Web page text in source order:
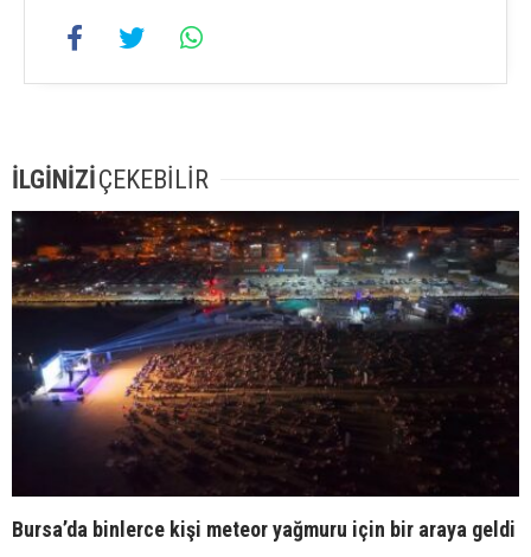
İLGİNİZİÇEKEBİLİR
Bursa’da binlerce kişi meteor yağmuru için bir araya geldi